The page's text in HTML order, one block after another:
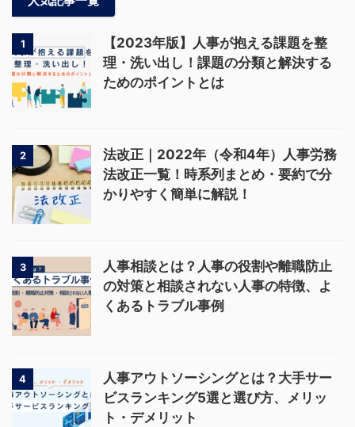
1
【2023年版】人事が抱える課題を整
理・洗い出し！課題の分類と解決する
ためのポイントとは
2
法改正｜2022年（令和4年）人事労務
法改正一覧！時系列まとめ・要約で分
かりやすく簡単に解説！
3
人事相談とは？人事の役割や離職防止
の対策と相談されない人事の特徴、よ
くあるトラブル事例
4
人事アウトソーシングとは？大手サー
ビスランキング5選と選び方、メリッ
ト・デメリット